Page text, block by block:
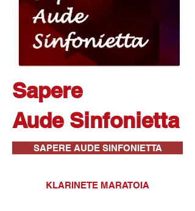
Sapere
Aude Sinfonietta
SAPERE AUDE SINFONIETTA
KLARINETE MARATOIA